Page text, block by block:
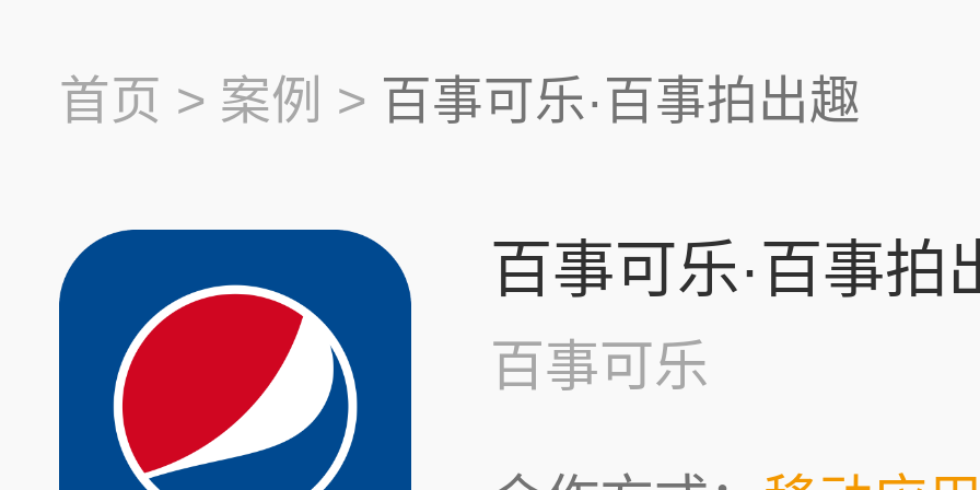
首页 > 案例 > 百事可乐·百事拍出趣
百事可乐·百事拍
百事可乐